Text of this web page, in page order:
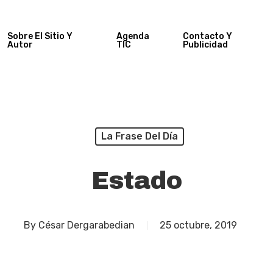
Sobre El Sitio Y
Autor
Agenda
TIC
Contacto Y
Publicidad
La Frase Del Día
Estado
By César Dergarabedian 25 octubre, 2019